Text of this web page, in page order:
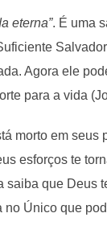
eterna”. É uma
Agora ele
para a vida
morto em seus
esforços te
que Deus
Único que